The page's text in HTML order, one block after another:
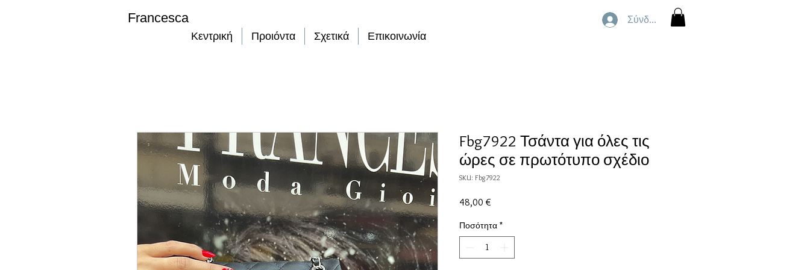
Κεντρική Προιόντα Σχετικά Επικοινωνία
Σύνδεση
Fbg7922 Τσάντα για όλες τις
ώρες σε πρωτότυπο σχέδιο
SKU: Fbg7922
48,00 €
Ποσότητα *
Francesca